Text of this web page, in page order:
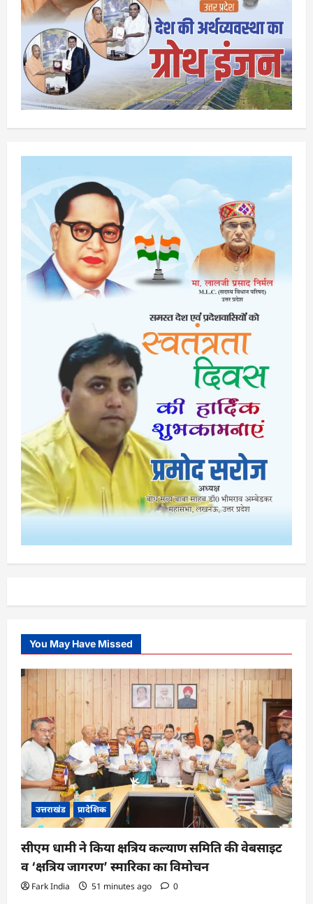
You May Have Missed
उत्तराखंड प्रादेशिक
सीएम धामी ने किया क्षत्रिय कल्याण समिति की वेबसाइट
व ‘क्षत्रिय जागरण’ स्मारिका का विमोचन
Fark India 51 minutes ago 0